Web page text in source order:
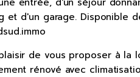
d'un garage. Disponible
de vous proposer à
rénové avec